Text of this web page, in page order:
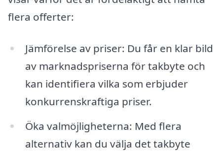
flera offerter:
Jämförelse av priser: Du får en klar bild
av marknadspriserna för takbyte och
kan identifiera vilka som erbjuder
konkurrenskraftiga priser.
Öka valmöjligheterna: Med flera
alternativ kan du välja det takbyte